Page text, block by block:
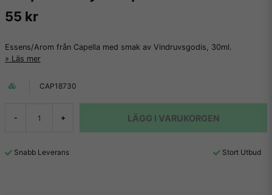
55 kr
Essens/Arom från Capella med smak av Vindruvsgodis, 30ml.
Läs mer
CAP18730
- + LÄGG I VARUKORGEN
Snabb Leverans Stort Utbud